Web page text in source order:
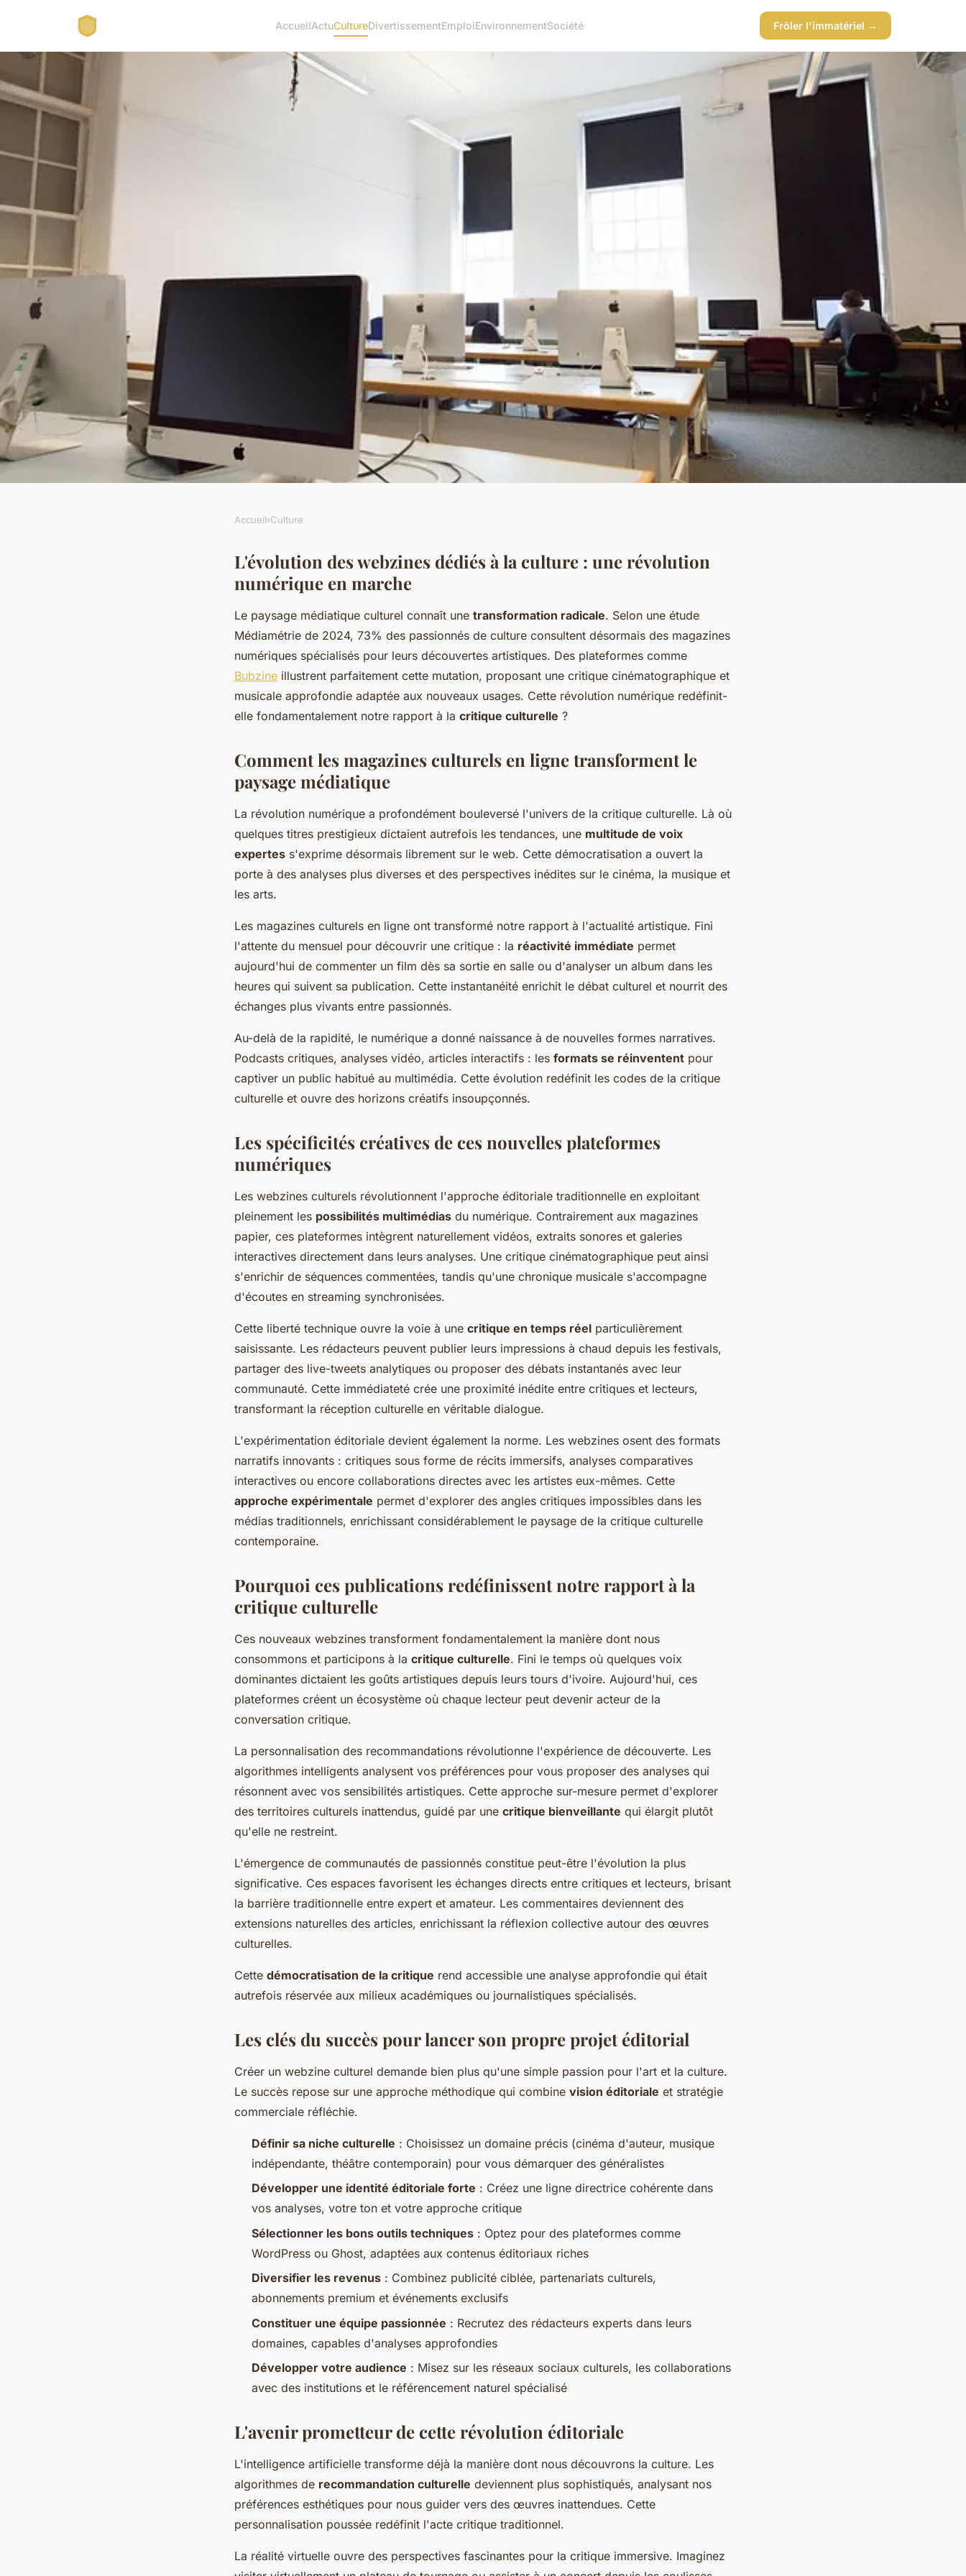
AccueilActuCultureDivertissementEmploiEnvironnementSociété Frôler l'immatériel →
Exploration critique des tendances du
webzine culturel
Accueil›Culture
L'évolution des webzines dédiés à la culture : une révolution
numérique en marche
Le paysage médiatique culturel connaît une transformation radicale. Selon une étude
Médiamétrie de 2024, 73% des passionnés de culture consultent désormais des magazines
numériques spécialisés pour leurs découvertes artistiques. Des plateformes comme
Bubzine illustrent parfaitement cette mutation, proposant une critique cinématographique et
musicale approfondie adaptée aux nouveaux usages. Cette révolution numérique redéfinit-
elle fondamentalement notre rapport à la critique culturelle ?
Comment les magazines culturels en ligne transforment le
paysage médiatique
La révolution numérique a profondément bouleversé l'univers de la critique culturelle. Là où
quelques titres prestigieux dictaient autrefois les tendances, une multitude de voix
expertes s'exprime désormais librement sur le web. Cette démocratisation a ouvert la
porte à des analyses plus diverses et des perspectives inédites sur le cinéma, la musique et
les arts.
Les magazines culturels en ligne ont transformé notre rapport à l'actualité artistique. Fini
l'attente du mensuel pour découvrir une critique : la réactivité immédiate permet
aujourd'hui de commenter un film dès sa sortie en salle ou d'analyser un album dans les
heures qui suivent sa publication. Cette instantanéité enrichit le débat culturel et nourrit des
échanges plus vivants entre passionnés.
Au-delà de la rapidité, le numérique a donné naissance à de nouvelles formes narratives.
Podcasts critiques, analyses vidéo, articles interactifs : les formats se réinventent pour
captiver un public habitué au multimédia. Cette évolution redéfinit les codes de la critique
culturelle et ouvre des horizons créatifs insoupçonnés.
Les spécificités créatives de ces nouvelles plateformes
numériques
Les webzines culturels révolutionnent l'approche éditoriale traditionnelle en exploitant
pleinement les possibilités multimédias du numérique. Contrairement aux magazines
papier, ces plateformes intègrent naturellement vidéos, extraits sonores et galeries
interactives directement dans leurs analyses. Une critique cinématographique peut ainsi
s'enrichir de séquences commentées, tandis qu'une chronique musicale s'accompagne
d'écoutes en streaming synchronisées.
Cette liberté technique ouvre la voie à une critique en temps réel particulièrement
saisissante. Les rédacteurs peuvent publier leurs impressions à chaud depuis les festivals,
partager des live-tweets analytiques ou proposer des débats instantanés avec leur
communauté. Cette immédiateté crée une proximité inédite entre critiques et lecteurs,
transformant la réception culturelle en véritable dialogue.
L'expérimentation éditoriale devient également la norme. Les webzines osent des formats
narratifs innovants : critiques sous forme de récits immersifs, analyses comparatives
interactives ou encore collaborations directes avec les artistes eux-mêmes. Cette
approche expérimentale permet d'explorer des angles critiques impossibles dans les
médias traditionnels, enrichissant considérablement le paysage de la critique culturelle
contemporaine.
Pourquoi ces publications redéfinissent notre rapport à la
critique culturelle
Ces nouveaux webzines transforment fondamentalement la manière dont nous
consommons et participons à la critique culturelle. Fini le temps où quelques voix
dominantes dictaient les goûts artistiques depuis leurs tours d'ivoire. Aujourd'hui, ces
plateformes créent un écosystème où chaque lecteur peut devenir acteur de la
conversation critique.
La personnalisation des recommandations révolutionne l'expérience de découverte. Les
algorithmes intelligents analysent vos préférences pour vous proposer des analyses qui
résonnent avec vos sensibilités artistiques. Cette approche sur-mesure permet d'explorer
des territoires culturels inattendus, guidé par une critique bienveillante qui élargit plutôt
qu'elle ne restreint.
L'émergence de communautés de passionnés constitue peut-être l'évolution la plus
significative. Ces espaces favorisent les échanges directs entre critiques et lecteurs, brisant
la barrière traditionnelle entre expert et amateur. Les commentaires deviennent des
extensions naturelles des articles, enrichissant la réflexion collective autour des œuvres
culturelles.
Cette démocratisation de la critique rend accessible une analyse approfondie qui était
autrefois réservée aux milieux académiques ou journalistiques spécialisés.
Les clés du succès pour lancer son propre projet éditorial
Créer un webzine culturel demande bien plus qu'une simple passion pour l'art et la culture.
Le succès repose sur une approche méthodique qui combine vision éditoriale et stratégie
commerciale réfléchie.
Définir sa niche culturelle : Choisissez un domaine précis (cinéma d'auteur, musique
indépendante, théâtre contemporain) pour vous démarquer des généralistes
Développer une identité éditoriale forte : Créez une ligne directrice cohérente dans
vos analyses, votre ton et votre approche critique
Sélectionner les bons outils techniques : Optez pour des plateformes comme
WordPress ou Ghost, adaptées aux contenus éditoriaux riches
Diversifier les revenus : Combinez publicité ciblée, partenariats culturels,
abonnements premium et événements exclusifs
Constituer une équipe passionnée : Recrutez des rédacteurs experts dans leurs
domaines, capables d'analyses approfondies
Développer votre audience : Misez sur les réseaux sociaux culturels, les collaborations
avec des institutions et le référencement naturel spécialisé
L'avenir prometteur de cette révolution éditoriale
L'intelligence artificielle transforme déjà la manière dont nous découvrons la culture. Les
algorithmes de recommandation culturelle deviennent plus sophistiqués, analysant nos
préférences esthétiques pour nous guider vers des œuvres inattendues. Cette
personnalisation poussée redéfinit l'acte critique traditionnel.
La réalité virtuelle ouvre des perspectives fascinantes pour la critique immersive. Imaginez